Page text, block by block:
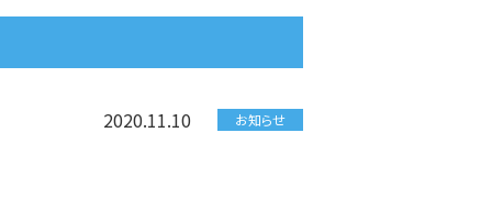
2020.11.10 お知らせ